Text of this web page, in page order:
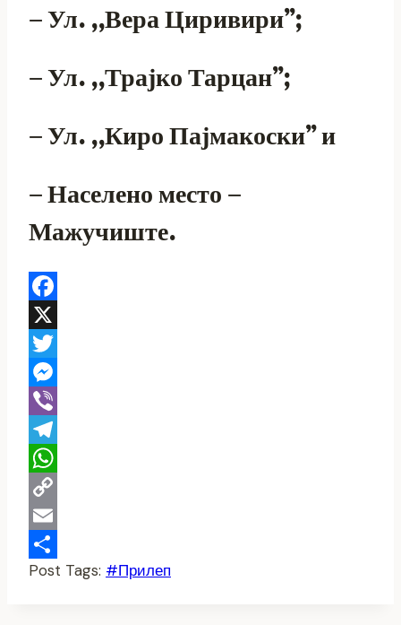
– Ул. ,,Вера Циривири”;
– Ул. ,,Трајко Тарцан”;
– Ул. ,,Киро Пајмакоски” и
– Населено место –
Мажучиште.
Facebook
X
Twitter
Messenger
Viber
Telegram
WhatsApp
Copy
Link
Email
Share
Post Tags: #Прилеп